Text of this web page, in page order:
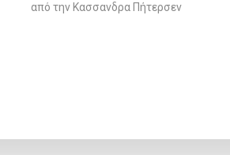
από την Κασσανδρα Πήτερσεν